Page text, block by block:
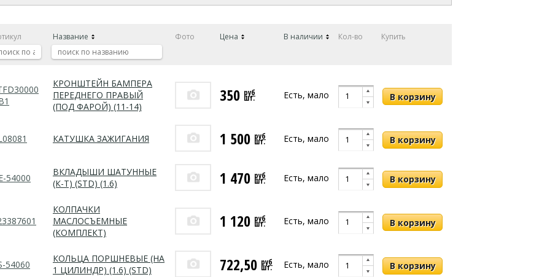
Название Фото Цена В наличии Кол-во Купить
КРОНШТЕЙН БАМПЕРА
ПЕРЕДНЕГО ПРАВЫЙ
(ПОД ФАРОЙ) (11-14)
350 руб
шт. Есть, мало
КАТУШКА ЗАЖИГАНИЯ 1 500 руб
шт. Есть, мало
54000
ВКЛАДЫШИ ШАТУННЫЕ
(К-Т) (STD) (1.6)
1 470 руб
шт. Есть, мало
КОЛПАЧКИ
МАСЛОСЪЕМНЫЕ
(КОМПЛЕКТ)
1 120 руб
шт. Есть, мало
54060
КОЛЬЦА ПОРШНЕВЫЕ (НА
1 ЦИЛИНДР) (1.6) (STD)
722,50 руб
шт. Есть, мало